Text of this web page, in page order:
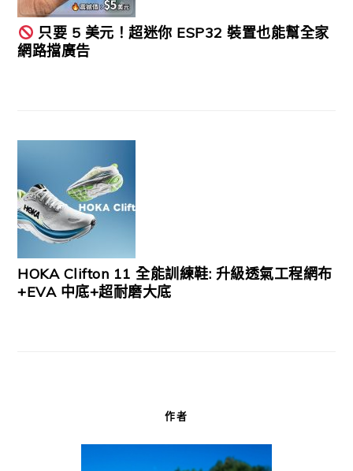
只要 5 美元！超迷你 ESP32 裝置也能幫全家
網路擋廣告
HOKA Clifton 11 全能訓練鞋: 升級透氣工程網布
+EVA 中底+超耐磨大底
作者